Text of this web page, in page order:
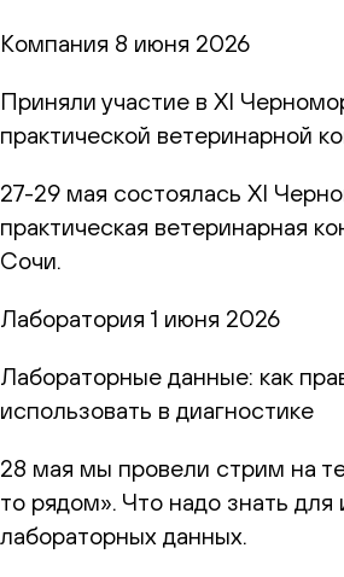
Компания 8 июня 2026
Приняли участие в XI
практической ветеринарной
27-29 мая состоялась XI
практическая ветеринарная
Сочи.
Лаборатория 1 июня 2026
Лабораторные данные: как
использовать в диагностике
28 мая мы провели стрим на
то рядом». Что надо знать для
лабораторных данных.